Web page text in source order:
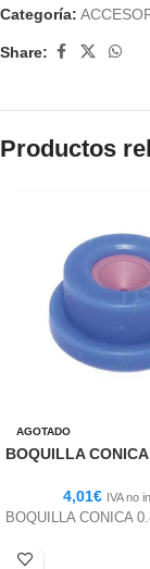
Categoría:
Share:
Productos
AGOTADO
BOQUILLA
4,01€ IVA no
BOQUILLA CONICA